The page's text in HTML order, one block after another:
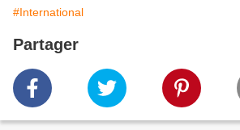
#International
Partager